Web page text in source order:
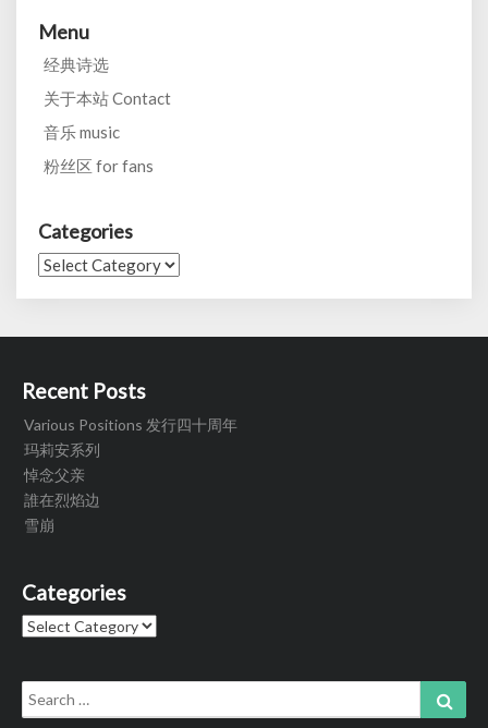
Menu
经典诗选
关于本站 Contact
音乐 music
粉丝区 for fans
Categories
Categories
Recent Posts
Various Positions 发行四十周年
玛莉安系列
悼念父亲
誰在烈焰边
雪崩
Categories
Categories
Search
for: